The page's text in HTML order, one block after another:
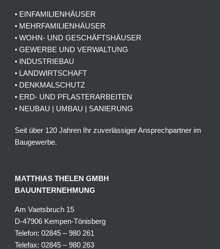
• EINFAMILIENHÄUSER
• MEHRFAMILIENHÄUSER
• WOHN- UND GESCHÄFTSHÄUSER
• GEWERBE UND VERWALTUNG
• INDUSTRIEBAU
• LANDWIRTSCHAFT
• DENKMALSCHUTZ
• ERD- UND PFLASTERARBEITEN
• NEUBAU | UMBAU | SANIERUNG
Seit über 120 Jahren Ihr zuverlässiger Ansprechpartner im
Baugewerbe.
MATTHIAS THELEN GMBH
BAUUNTERNEHMUNG
Am Vaetsbruch 15
D-47906 Kempen-Tönisberg
Telefon: 02845 – 980 261
Telefax: 02845 – 980 263